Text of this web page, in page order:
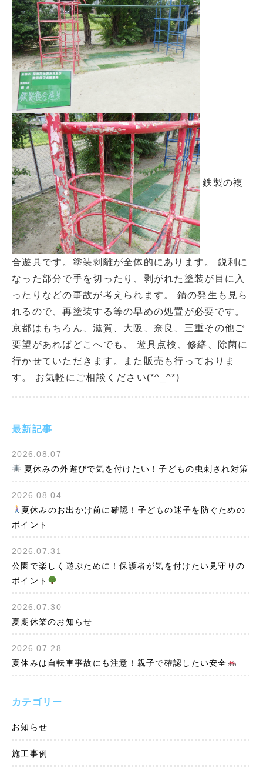
最新記事
2026.08.07
夏休みの外遊びで気を付けたい！子どもの虫刺され対策
2026.08.04
夏休みのお出かけ前に確認！子どもの迷子を防ぐための
ポイント
2026.07.31
公園で楽しく遊ぶために！保護者が気を付けたい見守りの
ポイント
2026.07.30
夏期休業のお知らせ
2026.07.28
夏休みは自転車事故にも注意！親子で確認したい安全
カテゴリー
お知らせ
施工事例
鉄製の複
合遊具です。塗装剥離が全体的にあります。 鋭利に
なった部分で手を切ったり、剥がれた塗装が目に入
ったりなどの事故が考えられます。 錆の発生も見ら
れるので、再塗装する等の早めの処置が必要です。
京都はもちろん、滋賀、大阪、奈良、三重その他ご
要望があればどこへでも、 遊具点検、修繕、除菌に
行かせていただきます。また販売も行っておりま
す。 お気軽にご相談ください(*^_^*)